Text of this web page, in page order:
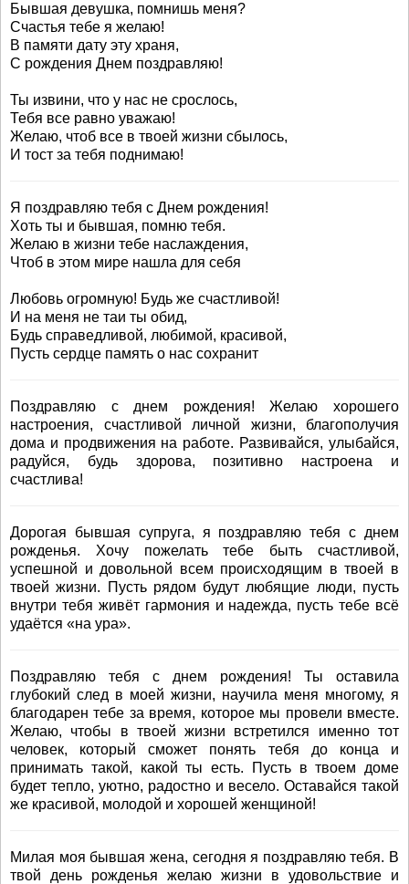
Бывшая девушка, помнишь меня?
Счастья тебе я желаю!
В памяти дату эту храня,
С рождения Днем поздравляю!
Ты извини, что у нас не срослось,
Тебя все равно уважаю!
Желаю, чтоб все в твоей жизни сбылось,
И тост за тебя поднимаю!
Я поздравляю тебя с Днем рождения!
Хоть ты и бывшая, помню тебя.
Желаю в жизни тебе наслаждения,
Чтоб в этом мире нашла для себя
Любовь огромную! Будь же счастливой!
И на меня не таи ты обид,
Будь справедливой, любимой, красивой,
Пусть сердце память о нас сохранит
Поздравляю с днем рождения! Желаю хорошего
настроения, счастливой личной жизни, благополучия
дома и продвижения на работе. Развивайся, улыбайся,
радуйся, будь здорова, позитивно настроена и
счастлива!
Дорогая бывшая супруга, я поздравляю тебя с днем
рожденья. Хочу пожелать тебе быть счастливой,
успешной и довольной всем происходящим в твоей в
твоей жизни. Пусть рядом будут любящие люди, пусть
внутри тебя живёт гармония и надежда, пусть тебе всё
удаётся «на ура».
Поздравляю тебя с днем рождения! Ты оставила
глубокий след в моей жизни, научила меня многому, я
благодарен тебе за время, которое мы провели вместе.
Желаю, чтобы в твоей жизни встретился именно тот
человек, который сможет понять тебя до конца и
принимать такой, какой ты есть. Пусть в твоем доме
будет тепло, уютно, радостно и весело. Оставайся такой
же красивой, молодой и хорошей женщиной!
Милая моя бывшая жена, сегодня я поздравляю тебя. В
твой день рожденья желаю жизни в удовольствие и